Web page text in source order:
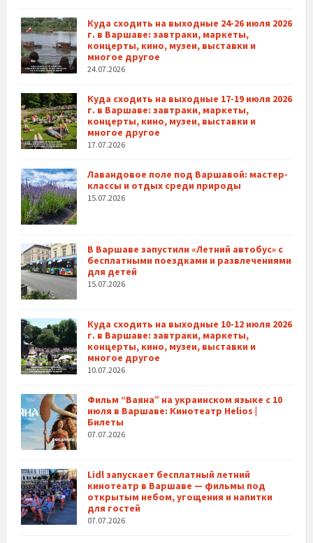
Куда сходить на выходные 24-26 июля 2026
г. в Варшаве: завтраки, маркеты,
концерты, кино, музеи, выставки и
многое другое
24.07.2026
Куда сходить на выходные 17-19 июля 2026
г. в Варшаве: завтраки, маркеты,
концерты, кино, музеи, выставки и
многое другое
17.07.2026
Лавандовое поле под Варшавой: мастер-
классы и отдых среди природы
15.07.2026
В Варшаве запустили «Летний автобус» с
бесплатными поездками и развлечениями
для детей
15.07.2026
Куда сходить на выходные 10-12 июля 2026
г. в Варшаве: завтраки, маркеты,
концерты, кино, музеи, выставки и
многое другое
10.07.2026
Фильм “Ваяна” на украинском языке с 10
июля в Варшаве: Кинотеатр Helios |
Билеты
07.07.2026
Lidl запускает бесплатный летний
кинотеатр в Варшаве — фильмы под
открытым небом, угощения и напитки
для гостей
07.07.2026